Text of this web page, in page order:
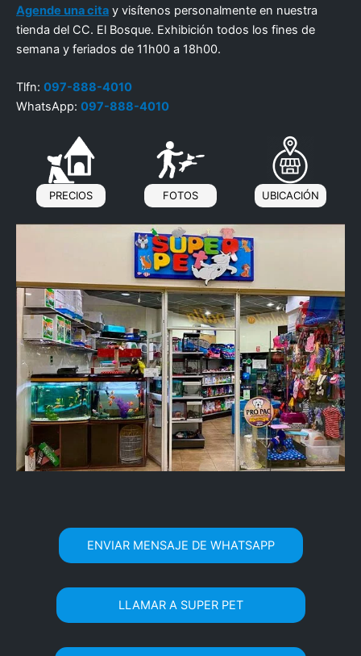
Agende una cita y visítenos personalmente en nuestra
tienda del CC. El Bosque. Exhibición todos los fines de
semana y feriados de 11h00 a 18h00.
Tlfn: 097-888-4010
WhatsApp: 097-888-4010
PRECIOS FOTOS UBICACIÓN
ENVIAR MENSAJE DE WHATSAPP
LLAMAR A SUPER PET